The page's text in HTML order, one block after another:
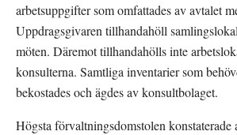
arbetsuppgifter som omfattades av avtalet
Uppdragsgivaren tillhandahöll
möten. Däremot tillhandahölls inte
konsulterna. Samtliga inventarier som
bekostades och ägdes av konsultbolaget.
Högsta förvaltningsdomstolen konstaterade